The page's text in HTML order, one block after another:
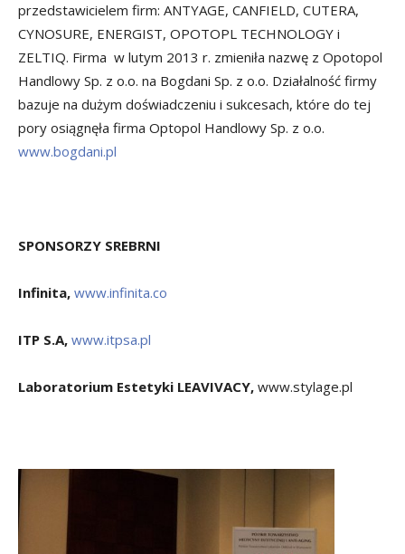
przedstawicielem firm: ANTYAGE, CANFIELD, CUTERA,
CYNOSURE, ENERGIST, OPOTOPL TECHNOLOGY i
ZELTIQ. Firma w lutym 2013 r. zmieniła nazwę z Opotopol
Handlowy Sp. z o.o. na Bogdani Sp. z o.o. Działalność firmy
bazuje na dużym doświadczeniu i sukcesach, które do tej
pory osiągnęła firma Optopol Handlowy Sp. z o.o.
www.bogdani.pl
SPONSORZY SREBRNI
Infinita, www.infinita.co
ITP S.A, www.itpsa.pl
Laboratorium Estetyki LEAVIVACY, www.stylage.pl